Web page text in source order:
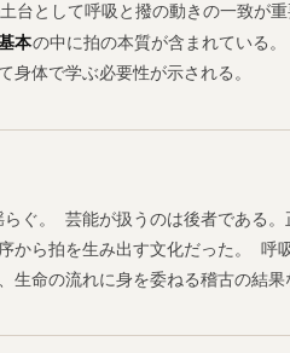
台として呼吸と撥の動きの一致が
本の中に拍の本質が含まれている
体で学ぶ必要性が示される。
ぐ。 芸能が扱うのは後者である。
ら拍を生み出す文化だった。 呼
命の流れに身を委ねる稽古の結果